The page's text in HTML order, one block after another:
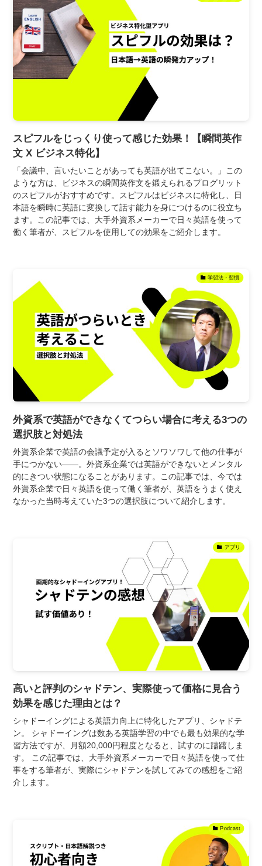
スピフルをじっくり使って感じた効果！【瞬間英作
文 X ビジネス特化】
「会議中、言いたいことがあっても英語が出てこない。」この
ような方は、ビジネスの瞬間英作文を鍛えられるプログリット
のスピフルがおすすめです。スピフルはビジネスに特化し、日
本語を瞬時に英語に変換して話す能力を身につけるのに役立ち
ます。この記事では、大手外資系メーカーで日々英語を使って
働く筆者が、スピフルを使用しての効果をご紹介します。
学習法・習慣
外資系で英語ができなくてつらい場合に考える3つの
選択肢と対処法
外資系企業で英語の会議予定が入るとソワソワして他の仕事が
手につかない――。外資系企業では英語ができないとメンタル
的にきつい状態になることがあります。この記事では、今では
外資系企業で日々英語を使って働く筆者が、英語をうまく使え
なかった当時考えていた3つの選択肢について紹介します。
アプリ
高いと評判のシャドテン、実際使って価格に見合う
効果を感じた理由とは？
シャドーイングによる英語力向上に特化したアプリ、シャドテ
ン。 シャドーイングは数ある英語学習の中でも最も効果的な学
習方法ですが、月額20,000円程度となると、試すのに躊躇しま
す。 この記事では、大手外資系メーカーで日々英語を使って仕
事をする筆者が、実際にシャドテンを試してみての感想をご紹
介します。
Podcast